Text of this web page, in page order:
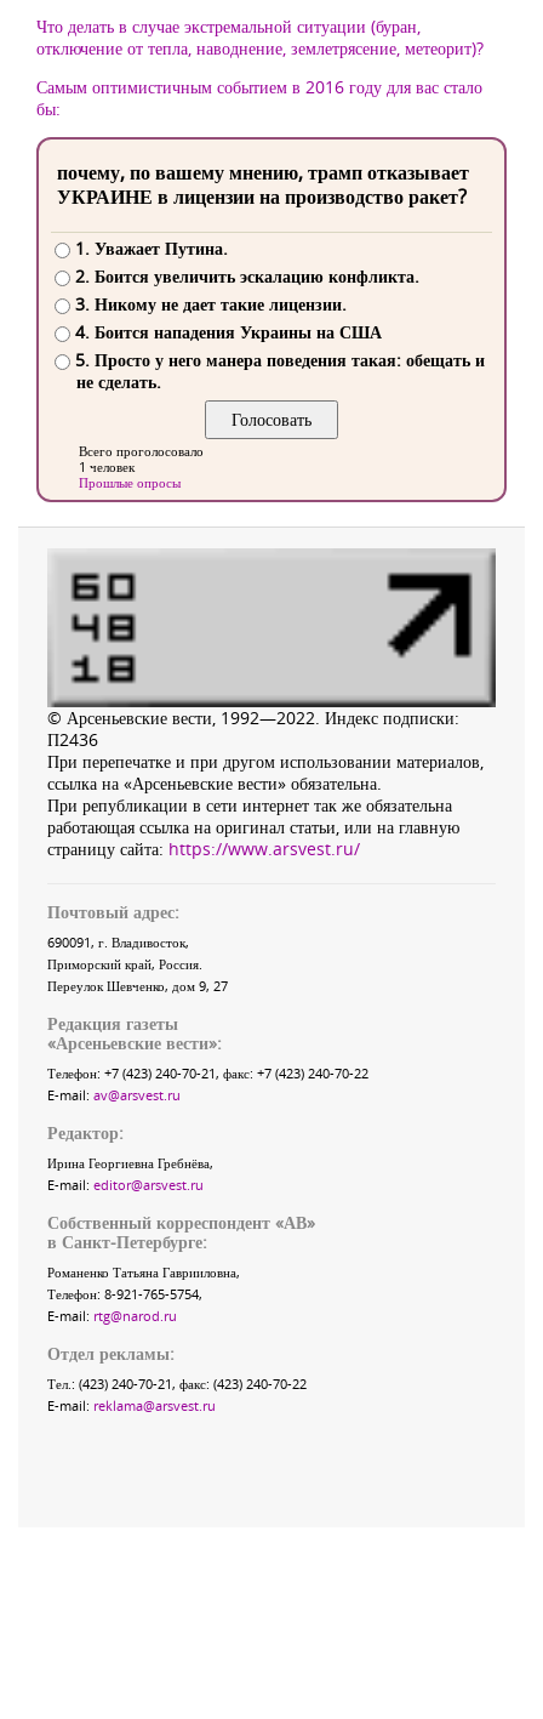
Что делать в случае экстремальной ситуации (буран,
отключение от тепла, наводнение, землетрясение, метеорит)?
Самым оптимистичным событием в 2016 году для вас стало
бы:
почему, по вашему мнению, трамп отказывает
УКРАИНЕ в лицензии на производство ракет?
1. Уважает Путина.
2. Боится увеличить эскалацию конфликта.
3. Никому не дает такие лицензии.
4. Боится нападения Украины на США
5. Просто у него манера поведения такая: обещать и
не сделать.
Всего проголосовало
1 человек
Прошлые опросы
© Арсеньевские вести, 1992—2022. Индекс подписки:
П2436
При перепечатке и при другом использовании материалов,
ссылка на «Арсеньевские вести» обязательна.
При републикации в сети интернет так же обязательна
работающая ссылка на оригинал статьи, или на главную
страницу сайта: https://www.arsvest.ru/
Почтовый адрес:
690091, г. Владивосток,
Приморский край, Россия
Переулок Шевченко, дом 9, 27
Редакция газеты
«Арсеньевские вести»:
Телефон: +7 (423) 240-70-21, факс: +7 (423) 240-70-22
E-mail: av@arsvest.ru
Редактор:
Ирина Георгиевна Гребнёва,
E-mail: editor@arsvest.ru
Собственный корреспондент «АВ»
в Санкт-Петербурге:
Романенко Татьяна Гаврииловна,
Телефон: 8-921-765-5754,
E-mail: rtg@narod.ru
Отдел рекламы:
Тел.: (423) 240-70-21, факс: (423) 240-70-22
E-mail: reklama@arsvest.ru